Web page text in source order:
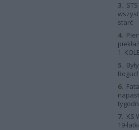
3.
starć
4.
1.
5.
6.
7. KS
19-